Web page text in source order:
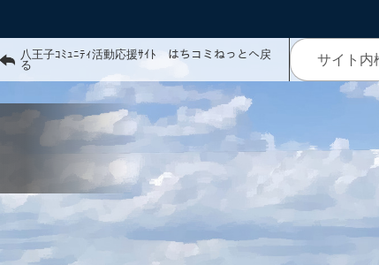
八王子ｺﾐｭﾆﾃｨ活動応援ｻｲﾄ はちコミねっとへ戻
る